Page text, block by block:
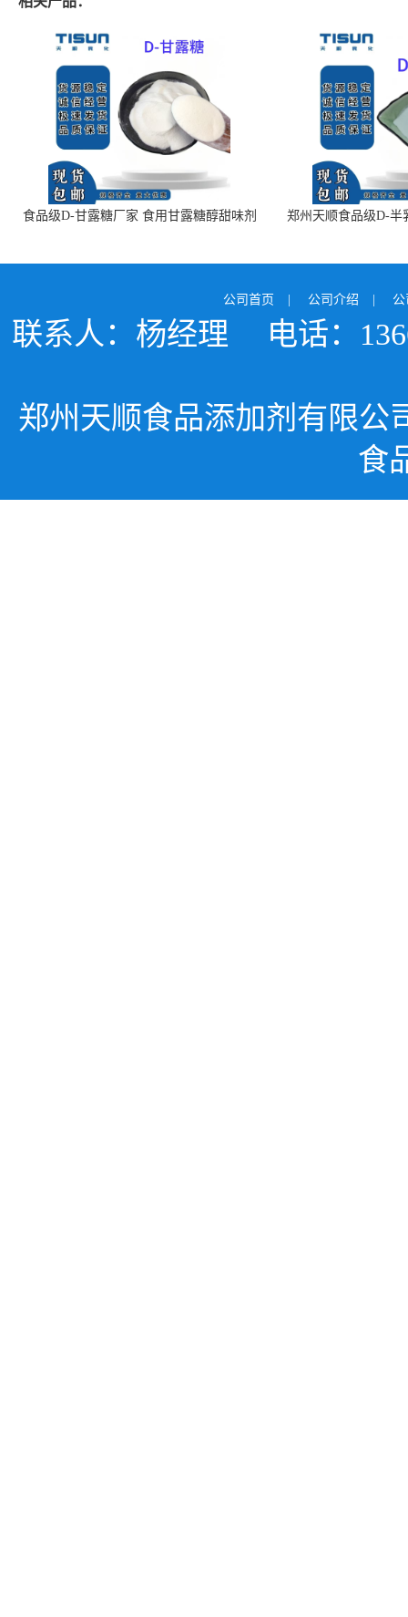
食品级D-甘露糖厂家 食用甘露糖醇甜味剂
郑州天顺食品级D-半
公司首页 | 公司介绍 |
联系人：杨经理 电话：
郑州天顺食品添加剂有限公
食